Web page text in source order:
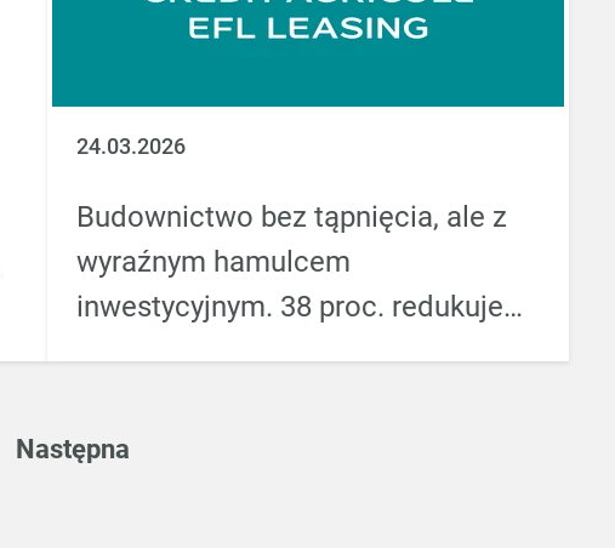
24.03.2026
Budownictwo bez tąpnięcia, ale z
wyraźnym hamulcem
inwestycyjnym. 38 proc. redukuje
Następna